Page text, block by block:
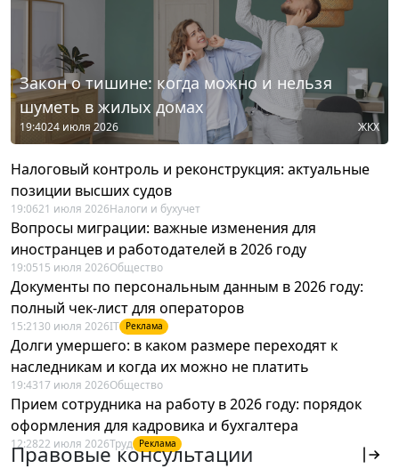
Закон о тишине: когда можно и нельзя
шуметь в жилых домах
19:4024 июля 2026 ЖКХ
Налоговый контроль и реконструкция: актуальные
позиции высших судов
19:0621 июля 2026Налоги и бухучет
Вопросы миграции: важные изменения для
иностранцев и работодателей в 2026 году
19:0515 июля 2026Общество
Документы по персональным данным в 2026 году:
полный чек-лист для операторов
15:21 30 июля 2026IT Реклама
Долги умершего: в каком размере переходят к
наследникам и когда их можно не платить
19:4317 июля 2026Общество
Прием сотрудника на работу в 2026 году: порядок
оформления для кадровика и бухгалтера
12:2822 июля 2026Труд Реклама
Правовые консультации